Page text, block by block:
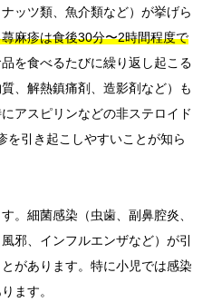
ッツ類、魚介類など）が挙げら
麻疹は食後30分〜2時間程度で
を食べるたびに繰り返し起こる
、解熱鎮痛剤、造影剤など）も
アスピリンなどの非ステロイド
を引き起こしやすいことが知ら
。細菌感染（虫歯、副鼻腔炎、
邪、インフルエンザなど）が引
があります。特に小児では感染
ます。